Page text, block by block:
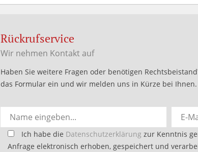
Rückrufservice
Wir nehmen Kontakt auf
Haben Sie weitere Fragen oder benötigen
das Formular ein und wir melden uns in Kürze bei Ihnen.
Bitte
lasse
Ich habe die Datenschutzerklärung zur Kenntnis
Anfrage elektronisch erhoben, gespeichert und